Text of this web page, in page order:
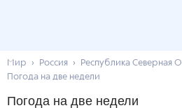
Мир Россия Республика Северная
Погода на две недели
Погода на две недели